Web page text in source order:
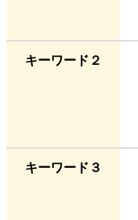
キーワード２
キーワード３